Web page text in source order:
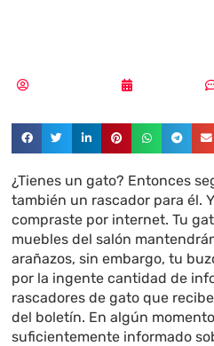
¿Tienes un gato? Entonces
también un rascador para él.
compraste por internet. Tu
muebles del salón
arañazos, sin embargo, tu
por la ingente cantidad de
rascadores de gato que
del boletín. En algún
suficientemente informado